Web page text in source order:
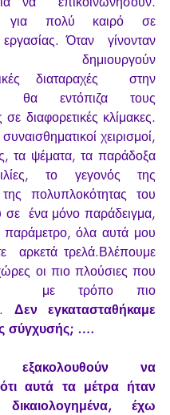
για πολύ καιρό σε
Όταν  γίνονταν
δημιουργούν
διαταραχές  στην
θα εντόπιζα τους
διαφορετικές κλίμακες.
χειρισμοί,
τα ψέματα, τα παράδοξα
το γεγονός της
πολυπλοκότητας του
σε  ένα μόνο παράδειγμα,
όλα αυτά μου
αρκετά τρελά.Βλέπουμε
οι πιο πλούσιες που
με τρόπο πιο
Δεν εγκατασταθήκαμε
σύγχυσής; ….
εξακολουθούν να
αυτά τα μέτρα ήταν
έχω